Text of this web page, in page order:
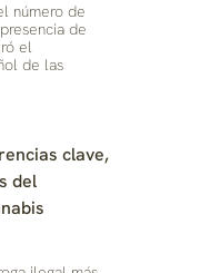
número de
de
el
de las
clave,
del